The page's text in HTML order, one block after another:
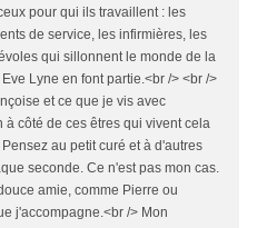
pour qui ils travaillent : les
de service, les infirmières, les
qui sillonnent le monde de la
Lyne en font partie.<br /> <br />
et ce que je vis avec
à côté de ces êtres qui vivent cela
au petit curé et à d'autres
seconde. Ce n'est pas mon cas.
amie, comme Pierre ou
j'accompagne.<br /> Mon